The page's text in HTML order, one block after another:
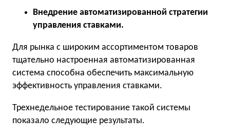
Внедрение автоматизированной стратегии
управления ставками.
Для рынка с широким ассортиментом товаров
тщательно настроенная автоматизированная
система способна обеспечить максимальную
эффективность управления ставками.
Трехнедельное тестирование такой системы
показало следующие результаты.